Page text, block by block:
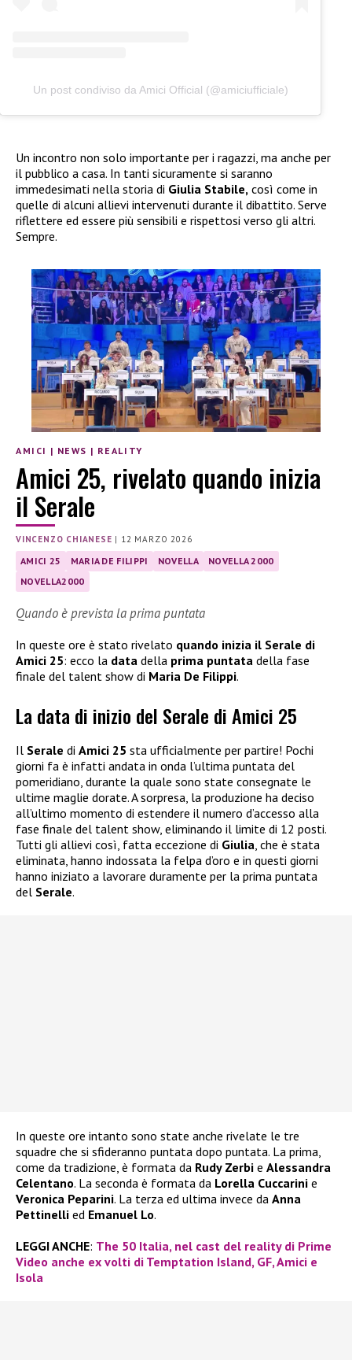
Un post condiviso da Amici Official (@amiciufficiale)
Un incontro non solo importante per i ragazzi, ma anche per
il pubblico a casa. In tanti sicuramente si saranno
immedesimati nella storia di Giulia Stabile, così come in
quelle di alcuni allievi intervenuti durante il dibattito. Serve
riflettere ed essere più sensibili e rispettosi verso gli altri.
Sempre.
AMICI | NEWS | REALITY
Amici 25, rivelato quando inizia
il Serale
VINCENZO CHIANESE | 12 MARZO 2026
AMICI 25 MARIA DE FILIPPI NOVELLA
NOVELLA 2000
NOVELLA2000
Quando è prevista la prima puntata
In queste ore è stato rivelato quando inizia il Serale di
Amici 25: ecco la data della prima puntata della fase
finale del talent show di Maria De Filippi.
La data di inizio del Serale di Amici 25
Il Serale di Amici 25 sta ufficialmente per partire! Pochi
giorni fa è infatti andata in onda l’ultima puntata del
pomeridiano, durante la quale sono state consegnate le
ultime maglie dorate. A sorpresa, la produzione ha deciso
all’ultimo momento di estendere il numero d’accesso alla
fase finale del talent show, eliminando il limite di 12 posti.
Tutti gli allievi così, fatta eccezione di Giulia, che è stata
eliminata, hanno indossata la felpa d’oro e in questi giorni
hanno iniziato a lavorare duramente per la prima puntata
del Serale.
In queste ore intanto sono state anche rivelate le tre
squadre che si sfideranno puntata dopo puntata. La prima,
come da tradizione, è formata da Rudy Zerbi e Alessandra
Celentano. La seconda è formata da Lorella Cuccarini e
Veronica Peparini. La terza ed ultima invece da Anna
Pettinelli ed Emanuel Lo.
LEGGI ANCHE: The 50 Italia, nel cast del reality di Prime
Video anche ex volti di Temptation Island, GF, Amici e
Isola